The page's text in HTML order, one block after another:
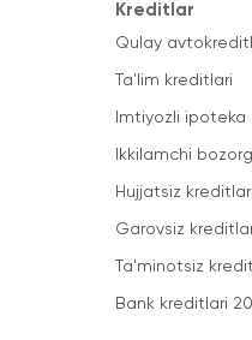
Kreditlar
Qulay
Ta'lim kreditlari
Imtiyozli ipoteka
Ikkilamchi
Hujjatsiz kreditlar
Garovsiz
Ta'minotsiz
Bank kreditlari